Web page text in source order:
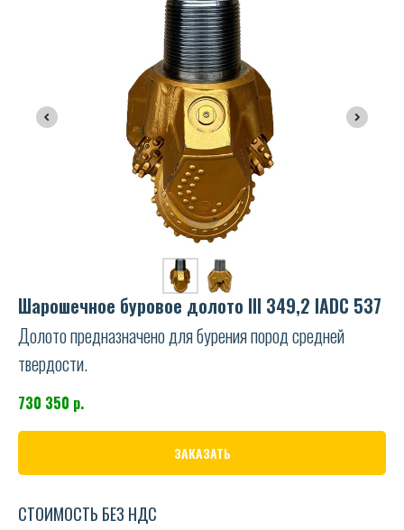
Шарошечное буровое долото III 349,2 IADC 537
Долото предназначено для бурения пород средней
твердости.
730 350 р.
ЗАКАЗАТЬ
СТОИМОСТЬ БЕЗ НДС